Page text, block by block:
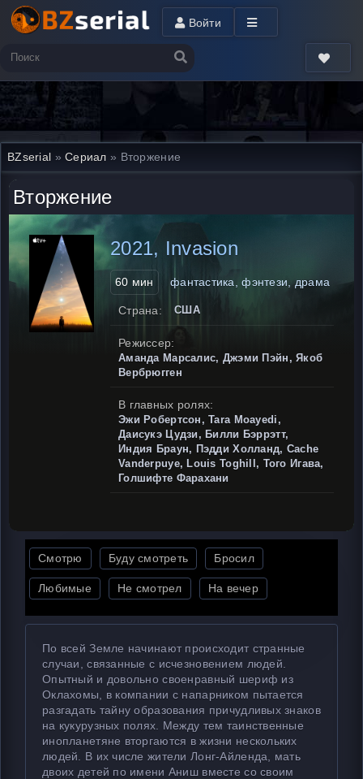
Войти
BZserial »Сериал » Вторжение
Вторжение
2021, Invasion
60 мин фантастика, фэнтези, драма
Страна: США
Режиссер:
Аманда Марсалис, Джэми Пэйн, Якоб
Вербрюгген
В главных ролях:
Эжи Робертсон, Tara Moayedi,
Даисукэ Цудзи, Билли Бэррэтт,
Индия Браун, Пэдди Холланд, Cache
Vanderpuye, Louis Toghill, Того Игава,
Голшифте Фарахани
Смотрю Буду смотреть Бросил
Любимые Не смотрел На вечер
По всей Земле начинают происходит странные
случаи, связанные с исчезновением людей.
Опытный и довольно своенравный шериф из
Оклахомы, в компании с напарником пытается
разгадать тайну образования причудливых знаков
на кукурузных полях. Между тем таинственные
инопланетяне вторгаются в жизни нескольких
людей. В их числе жители Лонг-Айленда, мать
двоих детей по имени Аниш вместе со своим